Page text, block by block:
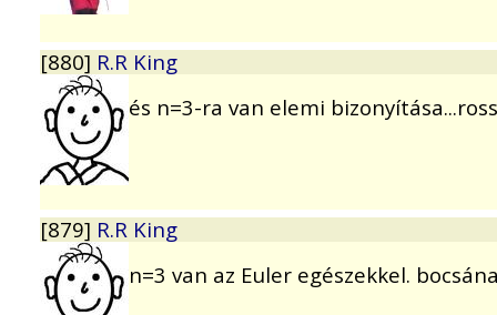
[880] R.R King
és n=3-ra van elemi
[879] R.R King
n=3 van az Euler egészekkel.